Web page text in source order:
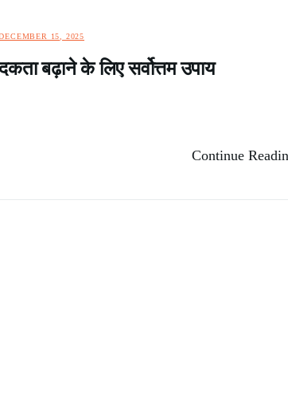
15, 2025
बढ़ाने के लिए सर्वोत्तम उपाय
Continue